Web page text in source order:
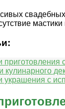
приготовления
кулинарного
украшения с